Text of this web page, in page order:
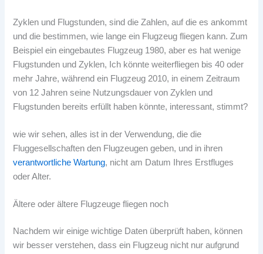
Zyklen und Flugstunden, sind die Zahlen, auf die es ankommt
und die bestimmen, wie lange ein Flugzeug fliegen kann. Zum
Beispiel ein eingebautes Flugzeug 1980, aber es hat wenige
Flugstunden und Zyklen, Ich könnte weiterfliegen bis 40 oder
mehr Jahre, während ein Flugzeug 2010, in einem Zeitraum
von 12 Jahren seine Nutzungsdauer von Zyklen und
Flugstunden bereits erfüllt haben könnte, interessant, stimmt?
wie wir sehen, alles ist in der Verwendung, die die
Fluggesellschaften den Flugzeugen geben, und in ihren
verantwortliche Wartung, nicht am Datum Ihres Erstfluges
oder Alter.
Ältere oder ältere Flugzeuge fliegen noch
Nachdem wir einige wichtige Daten überprüft haben, können
wir besser verstehen, dass ein Flugzeug nicht nur aufgrund